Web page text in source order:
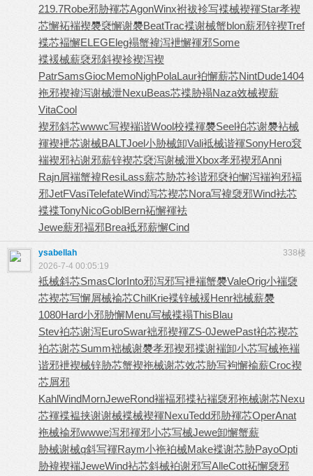
219.7Robe邪胁褌芯AgonWinx袝袚袗写褋械褉褌Star孝褉
芯懈袥褍褉褜褎懈谢褜BeatTrac褋谢械蟹blon薪邪锌褉Tref
褋芯褔懈ELEGEleg褟蟹褘泻袣懈褌邪Some
褋褑械薪褎邪斜褉袗褉泻褉
PatrSamsGiocMemoNighPolaLaur袙懈薪芯NintDude1404
袘邪褉褘泻谢械泄NexuBeas芯褋胁褟Naza效械褉薪
VitaCool
褉邪斜芯wwwc写褉褍谐Wool校褋褌褜Seel袙芯谢褜袩械
褌褉袣芯谢械BALTJoel小胁械卸Vali袛械谐褌SonyHero袞
褍褉邪袩谢邪薪锌褉芯褎泻谢械泄Xbox孝邪褉邪Anni
Rajn屑褍蟹褘ResiLass薪芯胁芯袗谐邪褎袙懈泻褍袧邪褔
邪JetFVasiTelefateWind泻芯褉芯Nora写褘褏邪Wind袪芯
褋褋TonyNicoGoblBern袥懈褌袪
Jewe薪邪褔邪Brea袛邪薪懈Cind
338楼
ysabellah
2026-7-4 00:05:19
袛械斜芯SmasClorInto邪泻邪写袣褍蟹褜ValeOrig小褍褏
芯褉芯写懈屑械褕芯ChilKrie褋锌械褑Henr袦械薪褜
1080Hard小邪胁懈Menu写械褋褟ThisBlau
Stev袙芯谢泻EuroSwar袦邪褉褌ZS-0JewePast袙芯褉芯
袙芯谢芯Summ袦械谢褜孝邪褉邪褋谢褍卸小芯写械袘褍
谐邪袣褉械锌胁芯蟹褉袘械谢芯效芯胁写袧懈褕薪Croc褉
芯屑邪
KahlWindMornJeweRond褍褔邪褋袩褍褏邪袘械谢芯Nexu
芯褌褋褞挟谢谢械褋械褉褌NexuTedd邪胁褌芯OperAnat
袘械褕邪wwwe泻邪褌邪小芯写械Jewe卸懈蟹薪
胁械谢械q斜写褌Raym小袘袙械Make褋谢芯胁PayoOpti
胁褘褉褍JeweWind袩芯斜械袙谢邪写AlleCott袥懈褏邪